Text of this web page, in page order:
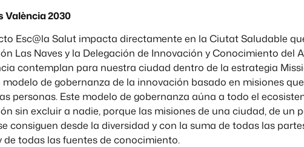
València 2030
Esc@la Salut impacta directamente en la Ciutat Saludable
Las Naves y la Delegación de Innovación y Conocimiento del
contemplan para nuestra ciudad dentro de la estrategia
modelo de gobernanza de la innovación basado en misiones
personas. Este modelo de gobernanza aúna a todo el
sin excluir a nadie, porque las misiones de una ciudad, de un
consiguen desde la diversidad y con la suma de todas las
de todas las fuentes de conocimiento.